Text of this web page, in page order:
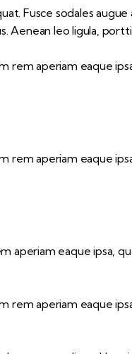
Fusce sodales
Aenean leo ligula,
aperiam eaque
aperiam eaque
eaque ipsa,
aperiam eaque